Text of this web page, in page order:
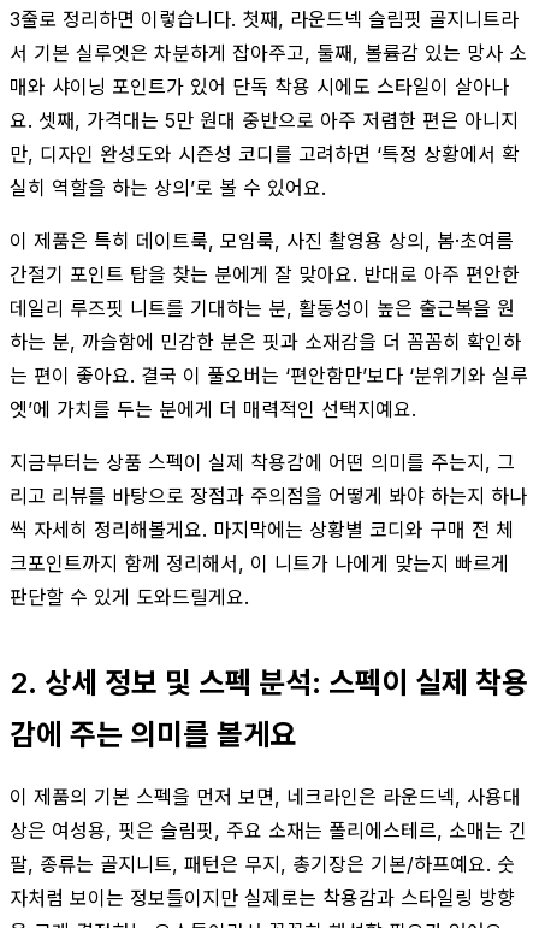
3줄로 정리하면 이렇습니다. 첫째, 라운드넥 슬림핏 골지니트라
서 기본 실루엣은 차분하게 잡아주고, 둘째, 볼륨감 있는 망사 소
매와 샤이닝 포인트가 있어 단독 착용 시에도 스타일이 살아나
요. 셋째, 가격대는 5만 원대 중반으로 아주 저렴한 편은 아니지
만, 디자인 완성도와 시즌성 코디를 고려하면 ‘특정 상황에서 확
실히 역할을 하는 상의’로 볼 수 있어요.
이 제품은 특히 데이트룩, 모임룩, 사진 촬영용 상의, 봄·초여름
간절기 포인트 탑을 찾는 분에게 잘 맞아요. 반대로 아주 편안한
데일리 루즈핏 니트를 기대하는 분, 활동성이 높은 출근복을 원
하는 분, 까슬함에 민감한 분은 핏과 소재감을 더 꼼꼼히 확인하
는 편이 좋아요. 결국 이 풀오버는 ‘편안함만’보다 ‘분위기와 실루
엣’에 가치를 두는 분에게 더 매력적인 선택지예요.
지금부터는 상품 스펙이 실제 착용감에 어떤 의미를 주는지, 그
리고 리뷰를 바탕으로 장점과 주의점을 어떻게 봐야 하는지 하나
씩 자세히 정리해볼게요. 마지막에는 상황별 코디와 구매 전 체
크포인트까지 함께 정리해서, 이 니트가 나에게 맞는지 빠르게
판단할 수 있게 도와드릴게요.
2. 상세 정보 및 스펙 분석: 스펙이 실제 착용
감에 주는 의미를 볼게요
이 제품의 기본 스펙을 먼저 보면, 네크라인은 라운드넥, 사용대
상은 여성용, 핏은 슬림핏, 주요 소재는 폴리에스테르, 소매는 긴
팔, 종류는 골지니트, 패턴은 무지, 총기장은 기본/하프예요. 숫
자처럼 보이는 정보들이지만 실제로는 착용감과 스타일링 방향